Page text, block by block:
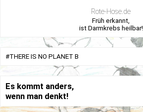
Rote-Hose.de
Früh erkannt,
ist Darmkrebs heilbar!
#THERE IS NO PLANET B
Es kommt anders,
wenn man denkt!